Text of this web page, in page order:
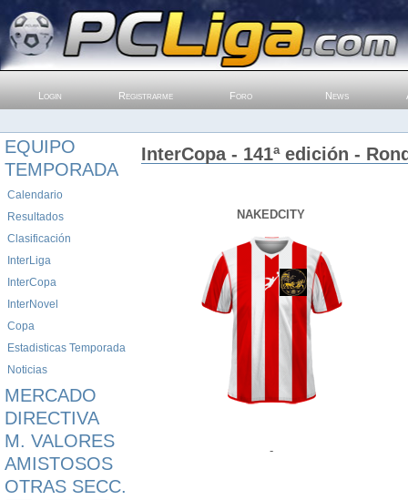
Login Registrarme Foro News
EQUIPO
TEMPORADA
Calendario
Resultados
Clasificación
InterLiga
InterCopa
InterNovel
Copa
Estadisticas Temporada
Noticias
MERCADO
DIRECTIVA
M. VALORES
AMISTOSOS
OTRAS SECC.
InterCopa - 141ª edición -
NAKEDCITY
-